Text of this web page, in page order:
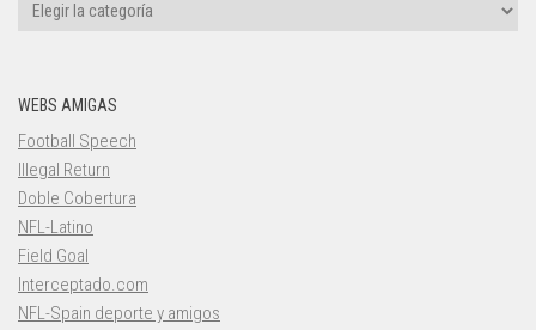
WEBS AMIGAS
Football Speech
Illegal Return
Doble Cobertura
NFL-Latino
Field Goal
Interceptado.com
NFL-Spain deporte y amigos